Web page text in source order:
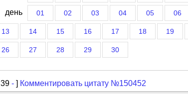
день 01 02 03 04 05 06
13 14 15 16 17 18 19
26 27 28 29 30
39 - ] Комментировать цитату №150452